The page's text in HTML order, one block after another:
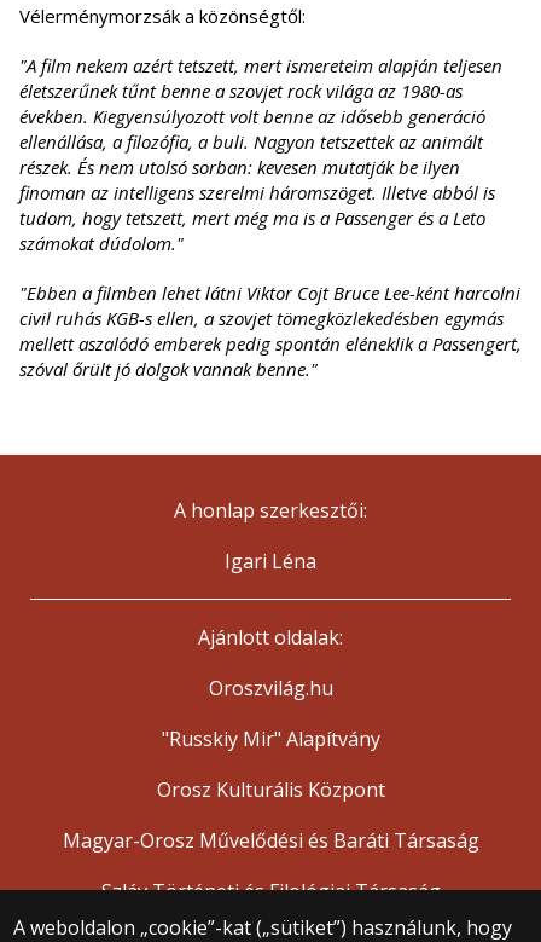
Vélerménymorzsák a közönségtől:
"A film nekem azért tetszett, mert ismereteim alapján teljesen
életszerűnek tűnt benne a szovjet rock világa az 1980-as
években. Kiegyensúlyozott volt benne az idősebb generáció
ellenállása, a filozófia, a buli. Nagyon tetszettek az animált
részek. És nem utolsó sorban: kevesen mutatják be ilyen
finoman az intelligens szerelmi háromszöget. Illetve abból is
tudom, hogy tetszett, mert még ma is a Passenger és a Leto
számokat dúdolom."
"Ebben a filmben lehet látni Viktor Cojt Bruce Lee-ként harcolni
civil ruhás KGB-s ellen, a szovjet tömegközlekedésben egymás
mellett aszalódó emberek pedig spontán eléneklik a Passengert,
szóval őrült jó dolgok vannak benne."
A weboldalon „cookie”-kat („sütiket”) használunk, hogy
A honlap szerkesztői:
Igari Léna
Ajánlott oldalak:
Oroszvilág.hu
"Russkiy Mir" Alapítvány
Orosz Kulturális Központ
Magyar-Orosz Művelődési és Baráti Társaság
Szláv Történeti és Filológiai Társaság